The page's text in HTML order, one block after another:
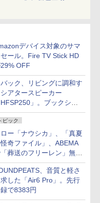
デバイス対象のサマ
ール。Fire TV Stick HD
OFF
ック、リビングに調和す
アタースピーカー
HFSP250」。ブックシェ
はペア3万円以下
ピック
ー「ナウシカ」、「真夏
奇ファイル」、ABEMA
葬送のフリーレン」無料
など。夏の特番・配信情
、音質と軽さ
した「Air6 Pro」。先行
で8383円